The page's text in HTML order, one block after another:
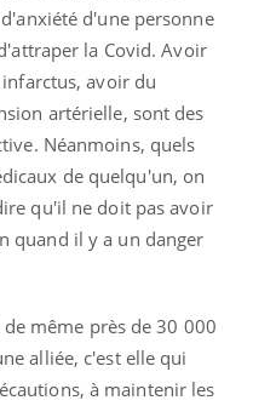
d'une personne
la Covid. Avoir
avoir du
artérielle, sont des
Néanmoins, quels
de quelqu'un, on
qu'il ne doit pas avoir
quand il y a un danger
même près de 30 000
alliée, c'est elle qui
à maintenir les